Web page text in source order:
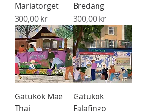
Mariatorget
Pris
300,00 kr
Bredäng
Pris
300,00 kr
Gatukök Mae
Thai
Gatukök
Falafingo